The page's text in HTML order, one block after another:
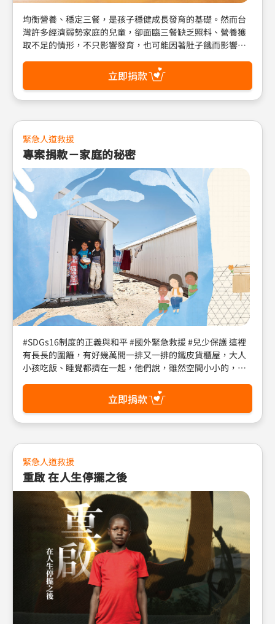
均衡營養、穩定三餐，是孩子穩健成長發育的基礎。然而台
灣許多經濟弱勢家庭的兒童，卻面臨三餐缺乏照料、營養獲
取不足的情形，不只影響發育，也可能因著肚子餓而影響孩
餐」服務至今，已為全台貧童供應約709,000次餐點，照顧約
12,000位孩子的營養需要。今年，亦將在全台30個中心持續
心送餐」不只照顧孩子的胃，更把溫暖送進孩子的心中！ 邀
請您一起關懷台灣貧童的營養與健康！捐款響應愛心送餐！
立即捐款
緊急人道救援
專案捐款－家庭的秘密
#SDGs16制度的正義與和平 #國外緊急救援 #兒少保護 這裡
有長長的圍籬，有好幾萬間一排又一排的鐵皮貨櫃屋，大人
小孩吃飯、睡覺都擠在一起，他們說，雖然空間小小的，但
的孩子失去家園與家人，處在營養不良、失去學習機會的困
境中，沒有人知道戰爭什麼時候停止，但仍懷抱著希望，透
顧者心中的小秘密，以服務行動回應每一個生命。為流離失
所的家庭提供現金及糧食支持、給予孩子心理支持健康服
務，並透過推動兒少保護及歡慶家庭等多種方案，協助孩子
在困境中健全成長。 邀請您與我們一同推動聯合國永續發展
目標 SDGs 16「制度的正義與和平」，一步步塑造更和平且
包容的社會。 劃撥、匯款請註明：孩子的秘密
立即捐款
緊急人道救援
重啟 在人生停擺之後